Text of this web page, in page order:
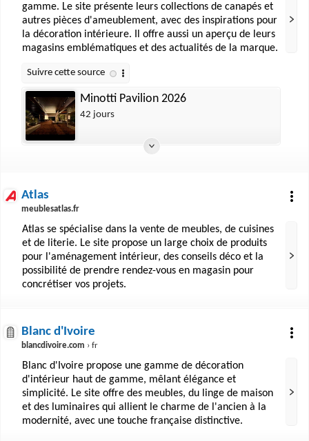
gamme. Le site présente leurs collections de canapés et
autres pièces d'ameublement, avec des inspirations pour
la décoration intérieure. Il offre aussi un aperçu de leurs
magasins emblématiques et des actualités de la marque.
Minotti Pavilion 2026
42 jours
Atlas
meublesatlas.fr
Atlas se spécialise dans la vente de meubles, de cuisines
et de literie. Le site propose un large choix de produits
pour l'aménagement intérieur, des conseils déco et la
possibilité de prendre rendez-vous en magasin pour
concrétiser vos projets.
Blanc d'Ivoire
blancdivoire.com › fr
Blanc d'Ivoire propose une gamme de décoration
d'intérieur haut de gamme, mêlant élégance et
simplicité. Le site offre des meubles, du linge de maison
et des luminaires qui allient le charme de l'ancien à la
modernité, avec une touche française distinctive.